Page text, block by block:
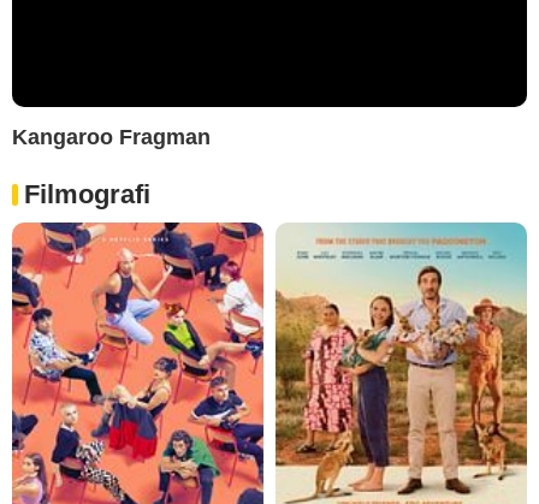
Kangaroo Fragman
Filmografi